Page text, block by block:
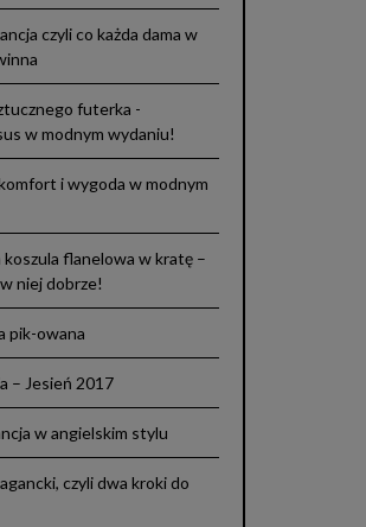
czyli co każda dama w
futerka -
w modnym wydaniu!
i wygoda w modnym
koszula flanelowa w kratę –
niej dobrze!
pik-owana
– Jesień 2017
w angielskim stylu
czyli dwa kroki do